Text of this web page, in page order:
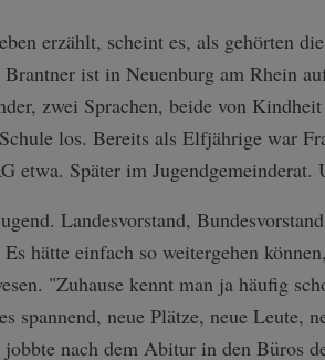
erzählt, scheint es, als gehörten
ist in Neuenburg am Rhein
zwei Sprachen, beide von
los. Bereits als Elfjährige war
etwa. Später im Jugendgemeinderat.
Landesvorstand,
hätte einfach so weitergehen
"Zuhause kennt man ja häufig
spannend, neue Plätze, neue Leute,
nach dem Abitur in den Büros